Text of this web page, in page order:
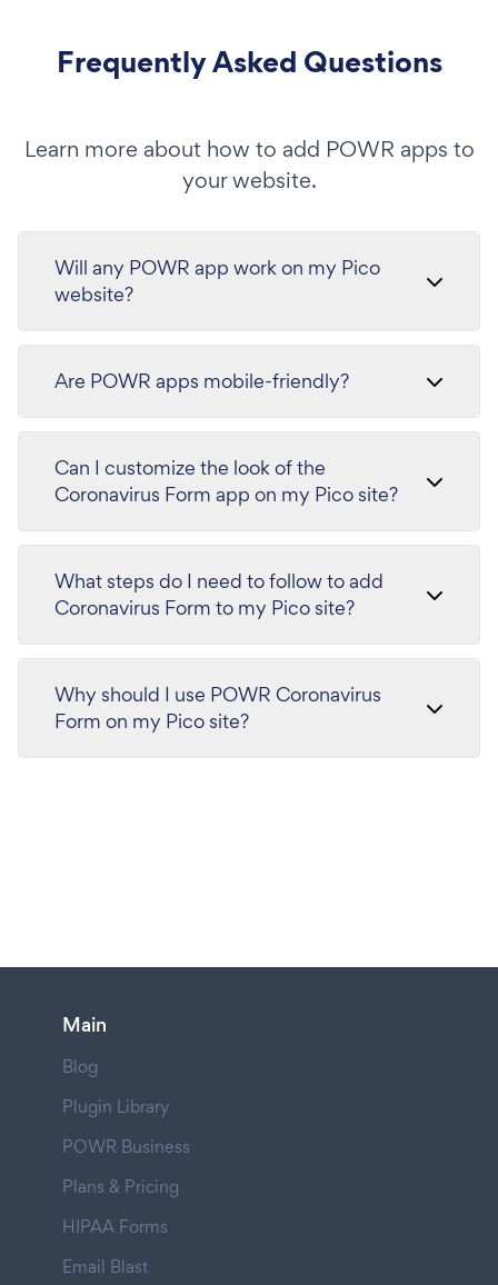
Frequently Asked Questions
Learn more about how to add POWR apps to
your website.
Will any POWR app work on my Pico
website?
Are POWR apps mobile-friendly?
Can I customize the look of the
Coronavirus Form app on my Pico site?
What steps do I need to follow to add
Coronavirus Form to my Pico site?
Why should I use POWR Coronavirus
Form on my Pico site?
Main
Blog
Plugin Library
POWR Business
Plans & Pricing
HIPAA Forms
Email Blast